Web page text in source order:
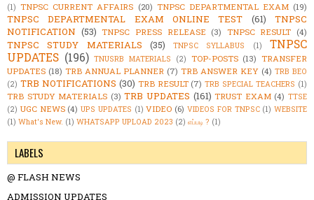
(1) TNPSC CURRENT AFFAIRS (20) TNPSC DEPARTMENTAL EXAM (19)
TNPSC DEPARTMENTAL EXAM ONLINE TEST (61)
TNPSC
NOTIFICATION (53) TNPSC PRESS RELEASE (3) TNPSC RESULT (4)
TNPSC STUDY MATERIALS (35) TNPSC SYLLABUS (1)
TNPSC
UPDATES (196) TNUSRB MATERIALS (2) TOP-POSTS (13) TRANSFER
UPDATES (18) TRB ANNUAL PLANNER (7) TRB ANSWER KEY (4) TRB BEO
(2) TRB NOTIFICATIONS (30) TRB RESULT (7) TRB SPECIAL TEACHERS (1)
TRB STUDY MATERIALS (3) TRB UPDATES (161) TRUST EXAM (4) TTSE
(2) UGC NEWS (4) UPS UPDATES (1) VIDEO (6) VIDEOS FOR TNPSC (1) WEBSITE
(1) What's New. (1) WHATSAPP UPLOAD 2023 (2) எப்படி ? (1)
LABELS
@ FLASH NEWS
ADMISSION UPDATES